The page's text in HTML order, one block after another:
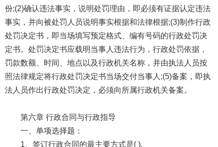
份;(2)确认违法事实，说明处罚理由，即必须有证据认定违法
事实，并向被处罚人员说明事实根据和法律根据;(3)制作行政
处罚决定书，即当场填写预定格式、编有号码的行政处罚决
定书。处罚决定书应载明当事人违法行为，行政处罚依据，
罚款数额、时间、地点以及行政机关名称，并由执法人员按
照法律规定将行政处罚决定书当场交付当事人;(5)备案，即执
法人员作出行政处罚决定，必须向所属行政机关备案。
第六章 行政合同与行政指导
一、单项选择题：
1、签订行政合同的最主要方式是( ).